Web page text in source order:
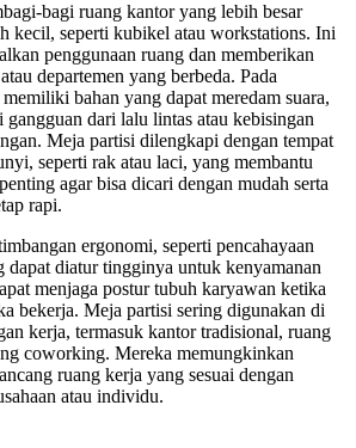
bagi ruang kantor yang lebih besar
kecil, seperti kubikel atau workstations. Ini
penggunaan ruang dan memberikan
departemen yang berbeda. Pada
bahan yang dapat meredam suara,
gangguan dari lalu lintas atau kebisingan
Meja partisi dilengkapi dengan tempat
seperti rak atau laci, yang membantu
agar bisa dicari dengan mudah serta
rapi.
ergonomi, seperti pencahayaan
dapat diatur tingginya untuk kenyamanan
menjaga postur tubuh karyawan ketika
bekerja. Meja partisi sering digunakan di
kerja, termasuk kantor tradisional, ruang
coworking. Mereka memungkinkan
ruang kerja yang sesuai dengan
atau individu.